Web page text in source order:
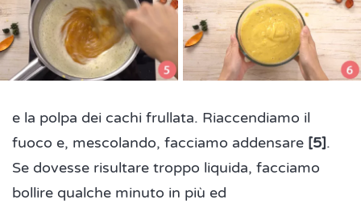
e la polpa dei cachi frullata. Riaccendiamo il
fuoco e, mescolando, facciamo addensare [5].
Se dovesse risultare troppo liquida, facciamo
bollire qualche minuto in più ed